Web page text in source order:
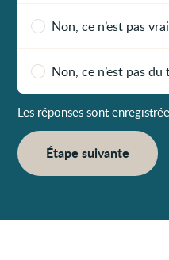
Non, ce n’est pas
Non, ce n’est pas
Les réponses sont
Étape suivante